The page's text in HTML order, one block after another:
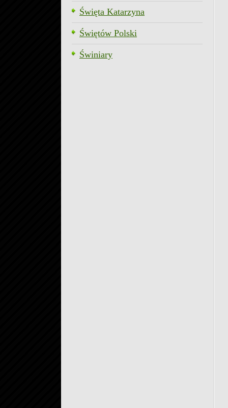
Święta Katarzyna
Świętów Polski
Świniary